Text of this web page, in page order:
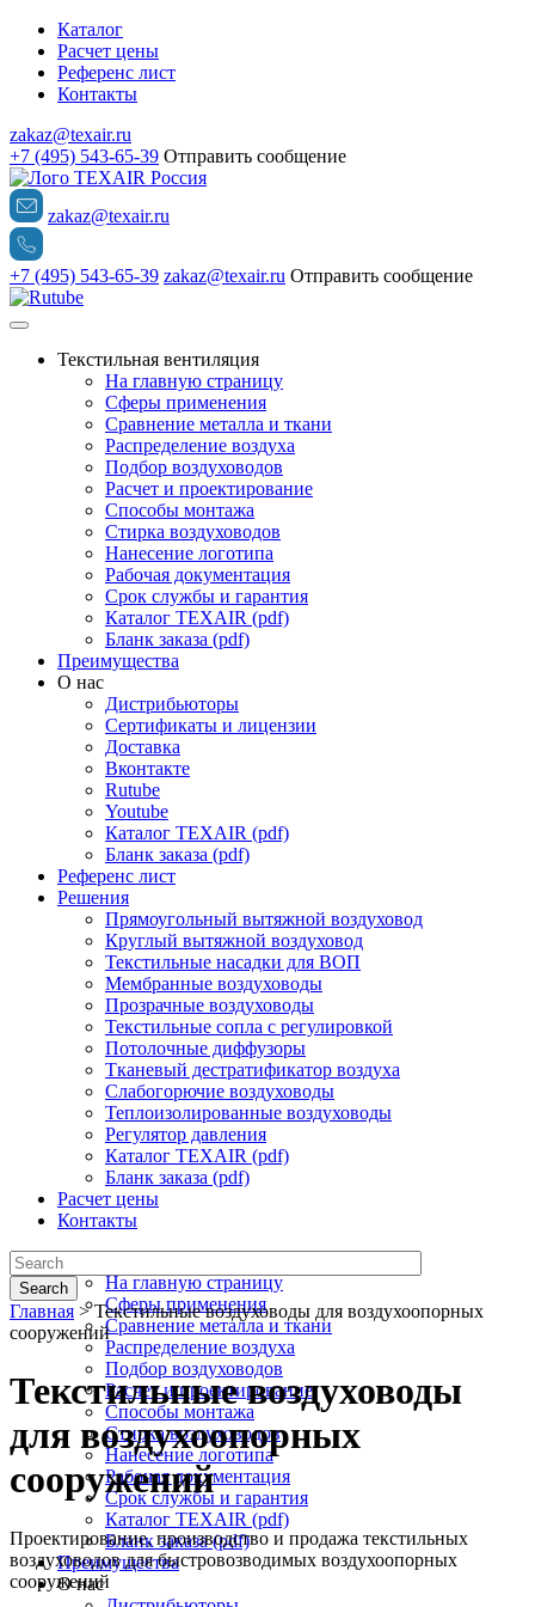
Каталог
Расчет цены
Референс лист
Контакты
zakaz@texair.ru
+7 (495) 543-65-39 Отправить сообщение
zakaz@texair.ru
+7 (495) 543-65-39 zakaz@texair.ru Отправить сообщение
Текстильная вентиляция
На главную страницу
Сферы применения
Сравнение металла и ткани
Распределение воздуха
Подбор воздуховодов
Расчет и проектирование
Способы монтажа
Стирка воздуховодов
Нанесение логотипа
Рабочая документация
Срок службы и гарантия
Каталог TEXAIR (pdf)
Бланк заказа (pdf)
Преимущества
О нас
Дистрибьюторы
Сертификаты и лицензии
Доставка
Вконтакте
Rutube
Youtube
Каталог TEXAIR (pdf)
Бланк заказа (pdf)
Референс лист
Решения
Прямоугольный вытяжной воздуховод
Круглый вытяжной воздуховод
Текстильные насадки для ВОП
Мембранные воздуховоды
Прозрачные воздуховоды
Текстильные сопла с регулировкой
Потолочные диффузоры
Тканевый дестратификатор воздуха
Слабогорючие воздуховоды
Теплоизолированные воздуховоды
Регулятор давления
Каталог TEXAIR (pdf)
Бланк заказа (pdf)
Расчет цены
Контакты
Текстильная вентиляция
На главную страницу
Сферы применения
Сравнение металла и ткани
Распределение воздуха
Подбор воздуховодов
Расчет и проектирование
Способы монтажа
Стирка воздуховодов
Нанесение логотипа
Рабочая документация
Срок службы и гарантия
Каталог TEXAIR (pdf)
Бланк заказа (pdf)
Преимущества
О нас
Search
Главная >Текстильные воздуховоды для воздухоопорных
сооружений
Текстильные воздуховоды
для воздухоопорных
сооружений
Проектирование, производство и продажа текстильных
воздуховодов для быстровозводимых воздухоопорных
сооружений